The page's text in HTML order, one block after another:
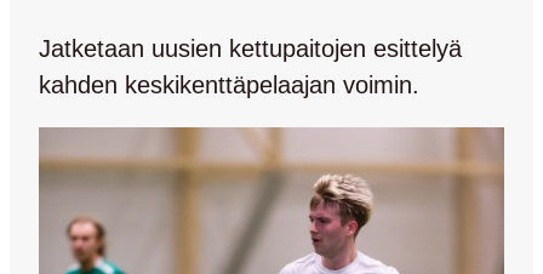
Jatketaan uusien kettupaitojen esittelyä
kahden keskikenttäpelaajan voimin.